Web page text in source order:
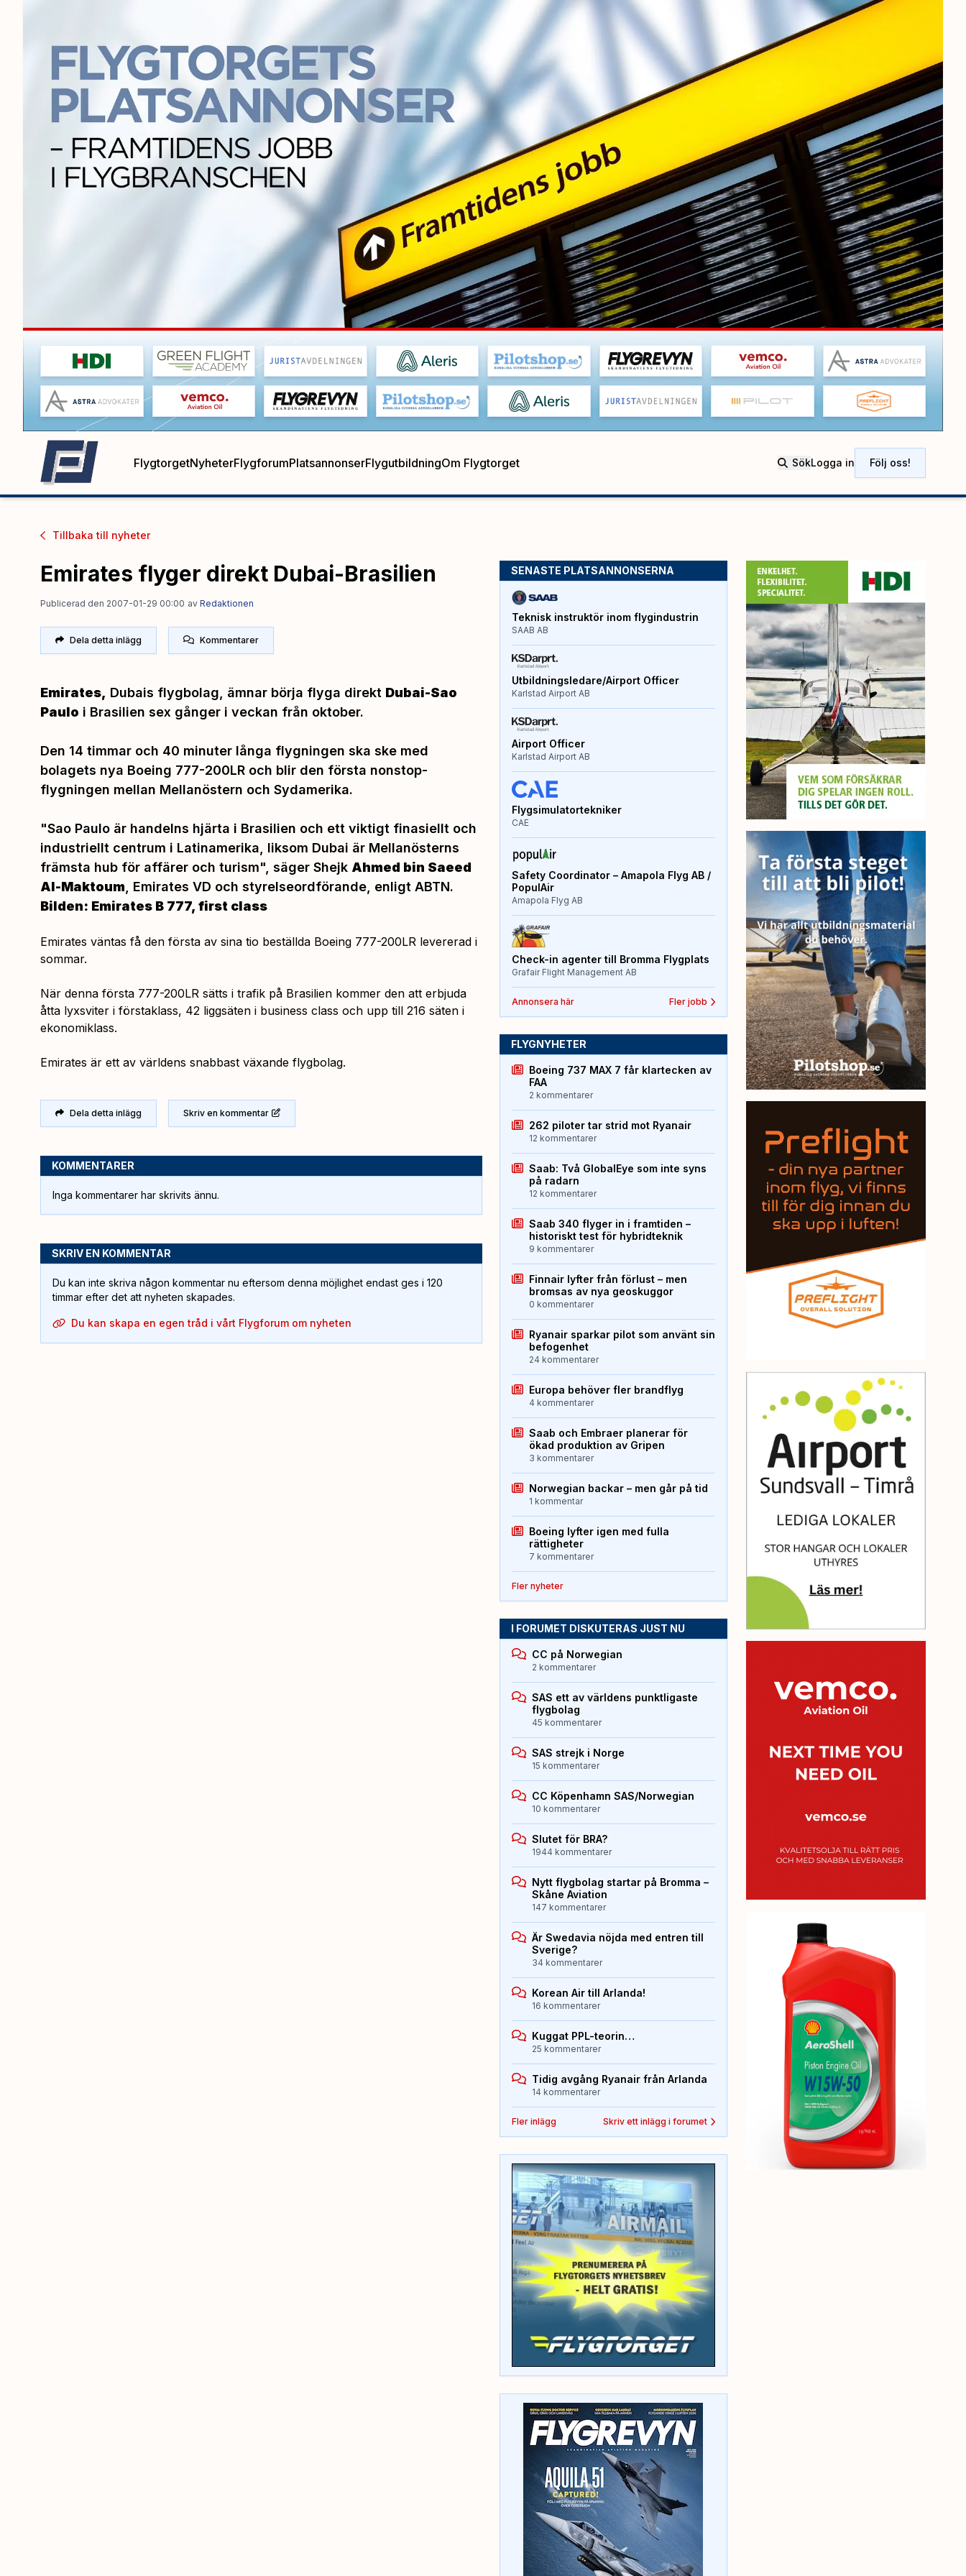
FlygtorgetNyheterFlygforumPlatsannonserFlygutbildningOm Flygtorget SökLogga in Följ oss!
Tillbaka till nyheter
Emirates flyger direkt Dubai-Brasilien
Publicerad den 2007-01-29 00:00 av Redaktionen
Dela detta inlägg Kommentarer
Emirates, Dubais flygbolag, ämnar börja flyga direkt Dubai-Sao
Paulo i Brasilien sex gånger i veckan från oktober.
Den 14 timmar och 40 minuter långa flygningen ska ske med
bolagets nya Boeing 777-200LR och blir den första nonstop-
flygningen mellan Mellanöstern och Sydamerika.
"Sao Paulo är handelns hjärta i Brasilien och ett viktigt finasiellt och
industriellt centrum i Latinamerika, liksom Dubai är Mellanösterns
främsta hub för affärer och turism", säger Shejk Ahmed bin Saeed
Al-Maktoum , Emirates VD och styrelseordförande, enligt ABTN.
Bilden: Emirates B 777, first class
Emirates väntas få den första av sina tio beställda Boeing 777-200LR levererad i
sommar.
När denna första 777-200LR sätts i trafik på Brasilien kommer den att erbjuda
åtta lyxsviter i förstaklass, 42 liggsäten i business class och upp till 216 säten i
ekonomiklass.
Emirates är ett av världens snabbast växande flygbolag.
Dela detta inlägg Skriv en kommentar
KOMMENTARER
Inga kommentarer har skrivits ännu.
SKRIV EN KOMMENTAR
Du kan inte skriva någon kommentar nu eftersom denna möjlighet endast ges i 120
timmar efter det att nyheten skapades.
Du kan skapa en egen tråd i vårt Flygforum om nyheten
SENASTE PLATSANNONSERNA
Teknisk instruktör inom flygindustrin
SAAB AB
Utbildningsledare/Airport Officer
Karlstad Airport AB
Airport Officer
Karlstad Airport AB
Flygsimulatortekniker
CAE
Safety Coordinator – Amapola Flyg AB /
PopulAir
Amapola Flyg AB
Check-in agenter till Bromma Flygplats
Grafair Flight Management AB
Annonsera här Fler jobb
FLYGNYHETER
Boeing 737 MAX 7 får klartecken av
FAA
2 kommentarer
262 piloter tar strid mot Ryanair
12 kommentarer
Saab: Två GlobalEye som inte syns
på radarn
12 kommentarer
Saab 340 flyger in i framtiden –
historiskt test för hybridteknik
9 kommentarer
Finnair lyfter från förlust – men
bromsas av nya geoskuggor
0 kommentarer
Ryanair sparkar pilot som använt sin
befogenhet
24 kommentarer
Europa behöver fler brandflyg
4 kommentarer
Saab och Embraer planerar för
ökad produktion av Gripen
3 kommentarer
Norwegian backar – men går på tid
1 kommentar
Boeing lyfter igen med fulla
rättigheter
7 kommentarer
Fler nyheter
I FORUMET DISKUTERAS JUST NU
CC på Norwegian
2 kommentarer
SAS ett av världens punktligaste
flygbolag
45 kommentarer
SAS strejk i Norge
15 kommentarer
CC Köpenhamn SAS/Norwegian
10 kommentarer
Slutet för BRA?
1944 kommentarer
Nytt flygbolag startar på Bromma –
Skåne Aviation
147 kommentarer
Är Swedavia nöjda med entren till
Sverige?
34 kommentarer
Korean Air till Arlanda!
16 kommentarer
Kuggat PPL-teorin…
25 kommentarer
Tidig avgång Ryanair från Arlanda
14 kommentarer
Fler inlägg Skriv ett inlägg i forumet